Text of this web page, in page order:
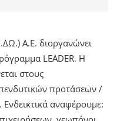
Α.Ε. διοργανώνει
LEADER. Η
στους
προτάσεων /
αναφέρουμε: